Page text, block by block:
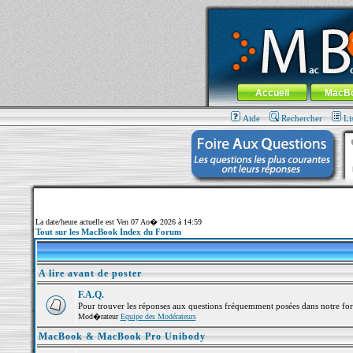
MacBook-fr.com : 100% Apple... 100%
Aller au contenu-Aller au menu
Menu général
Accueil
Aide Rechercher
La date/heure actuelle est Ven 07 Ao� 2026 à 14:59
Tout sur les MacBook Index du Forum
A lire avant de poster
F.A.Q.
Pour trouver les réponses aux questions fréquemment posées dans notre
Mod�rateurEquipe des Modérateurs
MacBook & MacBook Pro Unibody